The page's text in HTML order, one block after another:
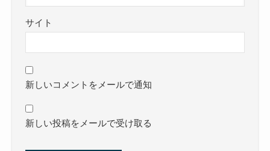
サイト
新しいコメントをメールで通知
新しい投稿をメールで受け取る